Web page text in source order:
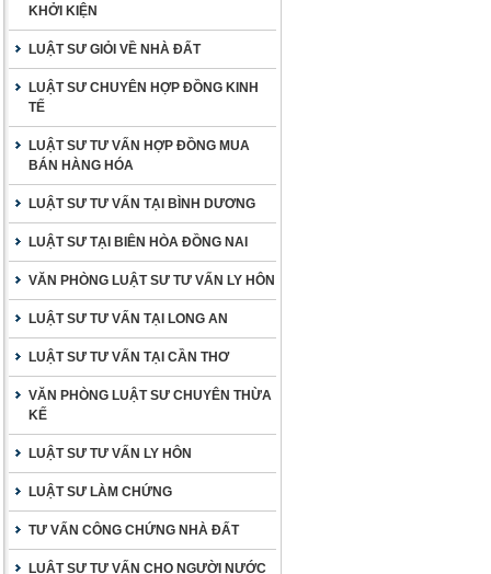
KHỞI KIỆN
LUẬT SƯ GIỎI VỀ NHÀ ĐẤT
LUẬT SƯ CHUYÊN HỢP ĐỒNG KINH
TẾ
LUẬT SƯ TƯ VẤN HỢP ĐỒNG MUA
BÁN HÀNG HÓA
LUẬT SƯ TƯ VẤN TẠI BÌNH DƯƠNG
LUẬT SƯ TẠI BIÊN HÒA ĐỒNG NAI
VĂN PHÒNG LUẬT SƯ TƯ VẤN LY HÔN
LUẬT SƯ TƯ VẤN TẠI LONG AN
LUẬT SƯ TƯ VẤN TẠI CẦN THƠ
VĂN PHÒNG LUẬT SƯ CHUYÊN THỪA
KẾ
LUẬT SƯ TƯ VẤN LY HÔN
LUẬT SƯ LÀM CHỨNG
TƯ VẤN CÔNG CHỨNG NHÀ ĐẤT
LUẬT SƯ TƯ VẤN CHO NGƯỜI NƯỚC